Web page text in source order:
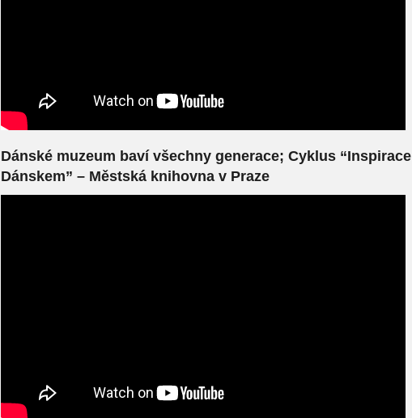
Dánské muzeum baví všechny generace; Cyklus “Inspirace
Dánskem” – Městská knihovna v Praze